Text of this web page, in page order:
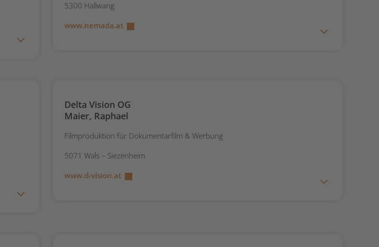
5300 Hallwang
www.nemada.at
Delta Vision OG
Maier, Raphael
Filmproduktion für Dokumentarfilm & Werbung
5071 Wals – Siezenheim
www.d-vision.at